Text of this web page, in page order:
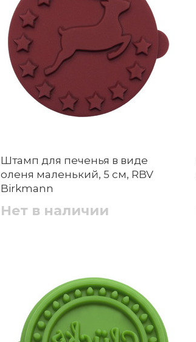
Штамп для печенья в виде
оленя маленький, 5 см, RBV
Birkmann
Нет в наличии